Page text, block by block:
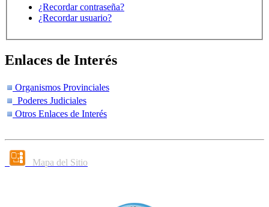
¿Recordar contraseña?
¿Recordar usuario?
Enlaces de Interés
Organismos Provinciales
Poderes Judiciales
Otros Enlaces de Interés
Mapa del Sitio